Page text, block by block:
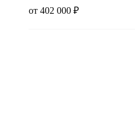
от 402 000 ₽